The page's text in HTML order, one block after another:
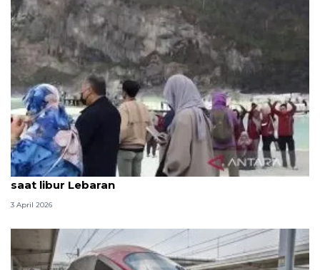
Kabupaten Bandung dikunjungi 146.564 wisatawan
saat libur Lebaran
3 April 2026